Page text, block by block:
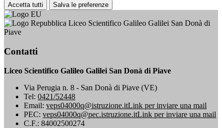
Accetta tutti Salva le preferenze
Liceo Scientifico Galileo Galilei San Donà di
Piave
Contatti
Liceo Scientifico Galileo Galilei San Donà di Piave
Via Perugia n. 8 - San Donà di Piave (VE)
Tel: 0421/52448
Email: veps04000q@istruzione.itLink per inviare una mail
PEC: veps04000q@pec.istruzione.itLink per inviare una mail
C.F.: 84002500274